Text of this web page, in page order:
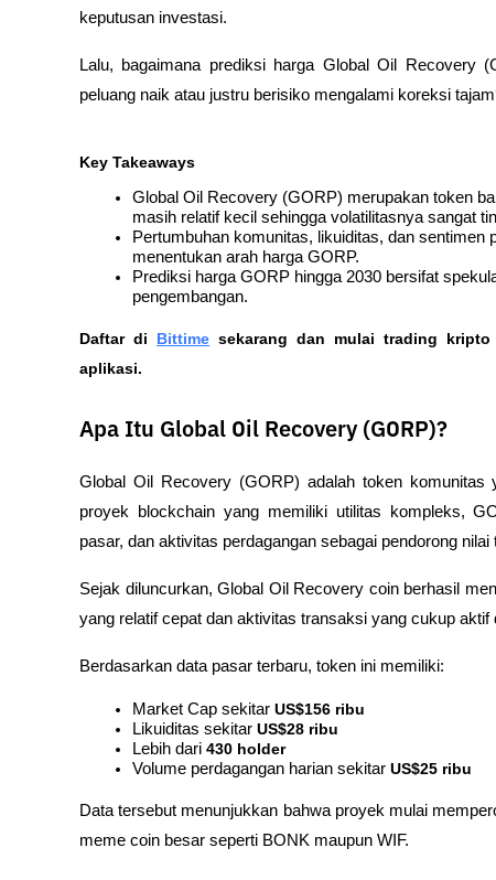
keputusan investasi.
Lalu, bagaimana prediksi harga Global Oil Recovery
peluang naik atau justru berisiko mengalami koreksi
Key Takeaways
Global Oil Recovery (GORP) merupakan token
masih relatif kecil sehingga volatilitasnya sangat
Pertumbuhan komunitas, likuiditas, dan sentimen
menentukan arah harga GORP.
Prediksi harga GORP hingga 2030 bersifat
pengembangan.
Daftar di Bittime sekarang dan mulai trading
aplikasi.
Apa Itu Global Oil Recovery (GORP)?
Global Oil Recovery (GORP) adalah token komunitas
proyek blockchain yang memiliki utilitas kompleks,
pasar, dan aktivitas perdagangan sebagai pendorong nilai
Sejak diluncurkan, Global Oil Recovery coin berhasil
yang relatif cepat dan aktivitas transaksi yang cukup aktif
Berdasarkan data pasar terbaru, token ini memiliki:
Market Cap sekitar US$156 ribu
Likuiditas sekitar US$28 ribu
Lebih dari 430 holder
Volume perdagangan harian sekitar US$25 ribu
Data tersebut menunjukkan bahwa proyek mulai
meme coin besar seperti BONK maupun WIF.